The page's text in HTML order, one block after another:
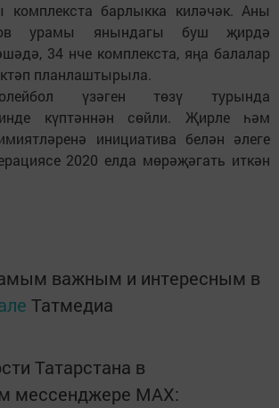
комплекста барлыкка киләчәк. Аны
урамы янындагы буш җирдә
34 нче комплекста, яңа балалар
планлаштырыла.
үзәген төзү турында
күптәннән сөйли. Җирле һәм
инициатива белән әлеге
2020 елда мөрәҗәгать иткән
важным и интересным в
Татмедиа
Татарстана в
мессенджере MАХ: